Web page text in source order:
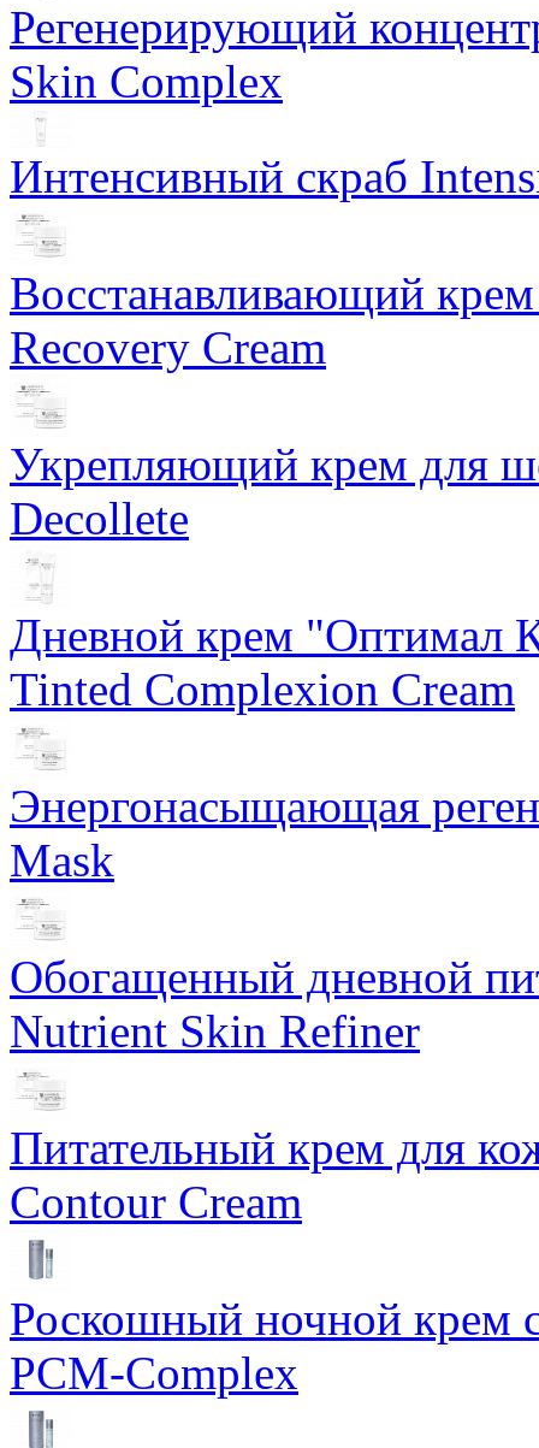
Регенерирующий
Skin Complex
Интенсивный скраб
Восстанавливающий
Recovery Cream
Укрепляющий крем для
Decollete
Дневной крем "Оптимал
Tinted Complexion Cream
Энергонасыщающая
Mask
Обогащенный дневной
Nutrient Skin Refiner
Питательный крем для
Contour Cream
Роскошный ночной крем
PCM-Complex